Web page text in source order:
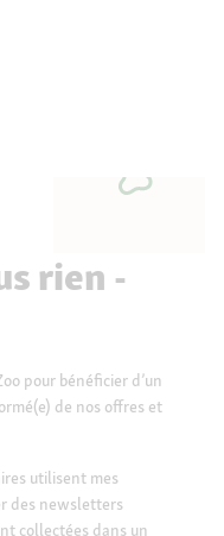
rien -
pour bénéficier d’un
de nos offres et
utilisent mes
des newsletters
collectées dans un